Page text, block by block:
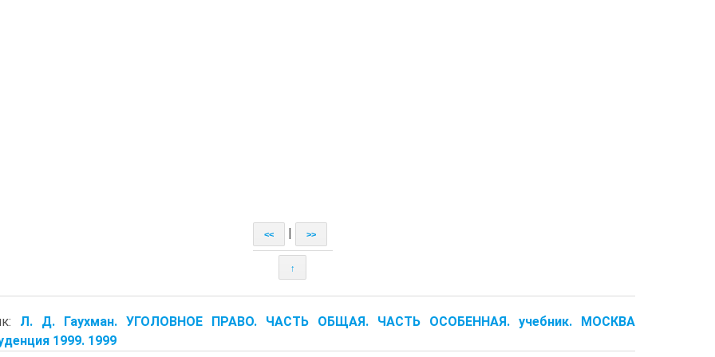
<< >>
↑
Л. Д. Гаухман. УГОЛОВНОЕ ПРАВО. ЧАСТЬ ОБЩАЯ. ЧАСТЬ ОСОБЕННАЯ. учебник. МОСКВА
1999. 1999